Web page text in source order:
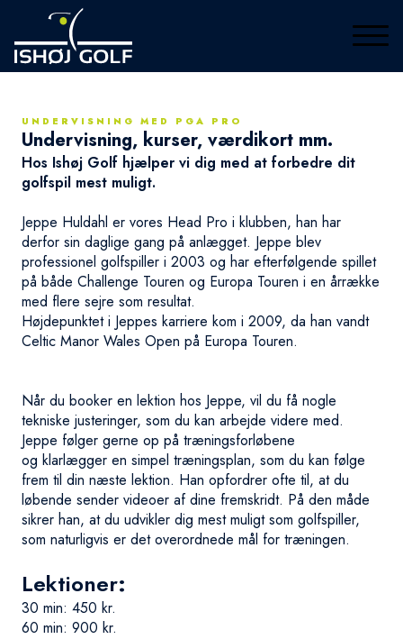
UNDERVISNING MED PGA PRO
Undervisning, kurser, værdikort mm.
Hos Ishøj Golf hjælper vi dig med at forbedre dit
golfspil mest muligt.
Jeppe Huldahl er vores Head Pro i klubben, han har
derfor sin daglige gang på anlægget. Jeppe blev
professionel golfspiller i 2003 og har efterfølgende spillet
på både Challenge Touren og Europa Touren i en årrække
med flere sejre som resultat.
Højdepunktet i Jeppes karriere kom i 2009, da han vandt
Celtic Manor Wales Open på Europa Touren.
Når du booker en lektion hos Jeppe, vil du få nogle
tekniske justeringer, som du kan arbejde videre med.
Jeppe følger gerne op på træningsforløbene
og klarlægger en simpel træningsplan, som du kan følge
frem til din næste lektion. Han opfordrer ofte til, at du
løbende sender videoer af dine fremskridt. På den måde
sikrer han, at du udvikler dig mest muligt som golfspiller,
som naturligvis er det overordnede mål for træningen.
Lektioner:
30 min: 450 kr.
60 min: 900 kr.